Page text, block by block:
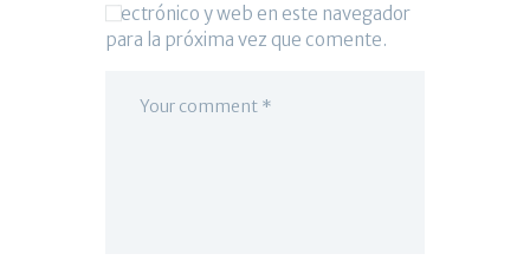
electrónico y web en este navegador
para la próxima vez que comente.